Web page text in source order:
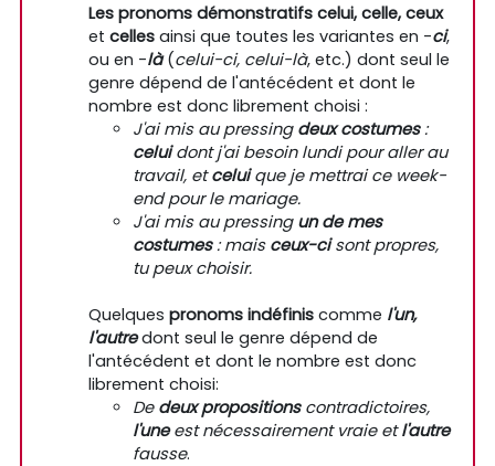
Les pronoms démonstratifs celui, celle, ceux
et celles ainsi que toutes les variantes en -ci,
ou en -là(celui-ci, celui-là, etc.) dont seul le
genre dépend de l'antécédent et dont le
nombre est donc librement choisi :
J'ai mis au pressing deux costumes:
celuidont j'ai besoin lundi pour aller au
travail, etceluique je mettrai ce week-
end pour le mariage.
J'ai mis au pressing un de mes
costumes: mais ceux-cisont propres,
tu peux choisir.
Quelques pronoms indéfinis comme l'un,
l'autredont seul le genre dépend de
l'antécédent et dont le nombre est donc
librement choisi:
De deux propositionscontradictoires,
l'uneest nécessairement vraie etl'autre
fausse.